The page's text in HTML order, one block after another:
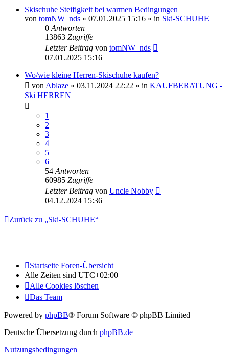
Skischuhe Steifigkeit bei warmen Bedingungen
von tomNW_nds » 07.01.2025 15:16 » in Ski-SCHUHE
0 Antworten
13863 Zugriffe
Letzter Beitrag von tomNW_nds
07.01.2025 15:16
Wo/wie kleine Herren-Skischuhe kaufen?
von Ablaze » 03.11.2024 22:22 » in KAUFBERATUNG -
Ski HERREN
1
2
3
4
5
6
54 Antworten
60985 Zugriffe
Letzter Beitrag von Uncle Nobby
04.12.2024 15:36
Zurück zu „Ski-SCHUHE“
Startseite Foren-Übersicht
Alle Zeiten sind UTC+02:00
Alle Cookies löschen
Das Team
Powered by phpBB® Forum Software © phpBB Limited
Deutsche Übersetzung durch phpBB.de
Nutzungsbedingungen